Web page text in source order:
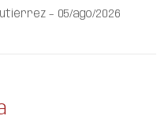
– 05/ago/2026